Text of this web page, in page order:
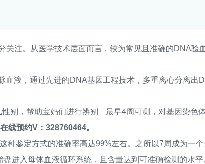
注。从医学技术层面而言，较为常见且准确的DNA验
液，通过先进的DNA基因工程技术，多重离心分离出
，帮助宝妈们进行辨别，最早4周可测，对基因染色
线预约V：328760464。
种鉴定方式的准确率高达99%左右。之所以7周成为一
进入母体血液循环系统，且含量达到可准确检测的水平